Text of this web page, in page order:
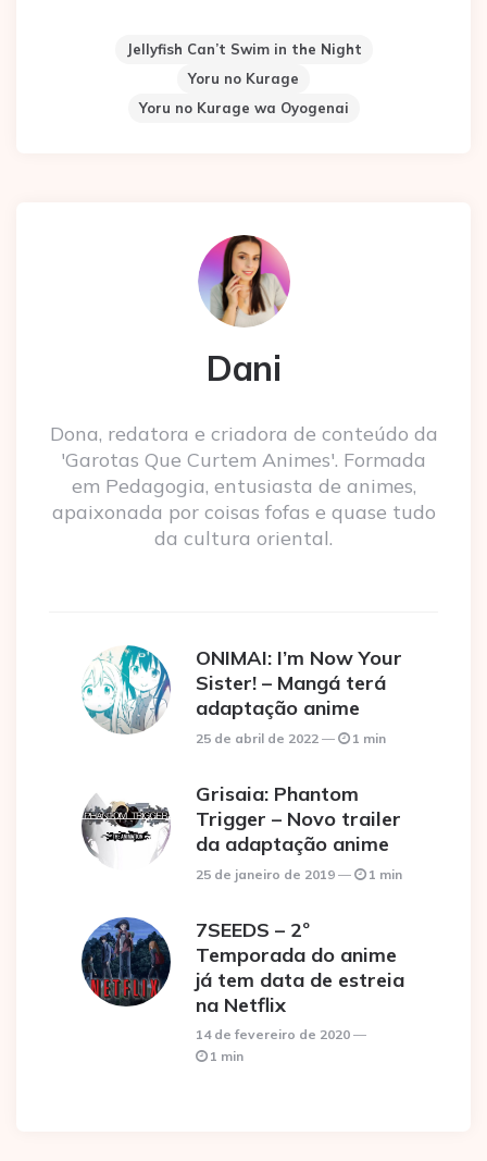
Jellyfish Can’t Swim in the Night
Yoru no Kurage
Yoru no Kurage wa Oyogenai
Dani
Dona, redatora e criadora de conteúdo da
'Garotas Que Curtem Animes'. Formada
em Pedagogia, entusiasta de animes,
apaixonada por coisas fofas e quase tudo
da cultura oriental.
ONIMAI: I’m Now Your
Sister! – Mangá terá
adaptação anime
25 de abril de 2022 1 min
Grisaia: Phantom
Trigger – Novo trailer
da adaptação anime
25 de janeiro de 2019 1 min
7SEEDS – 2º
Temporada do anime
já tem data de estreia
na Netflix
14 de fevereiro de 2020
1 min